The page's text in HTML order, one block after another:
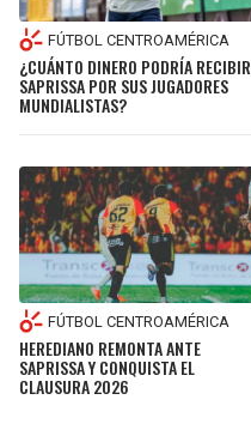
FÚTBOL CENTROAMÉRICA
¿CUÁNTO DINERO PODRÍA RECIBIR
SAPRISSA POR SUS JUGADORES
MUNDIALISTAS?
FÚTBOL CENTROAMÉRICA
HEREDIANO REMONTA ANTE
SAPRISSA Y CONQUISTA EL
CLAUSURA 2026